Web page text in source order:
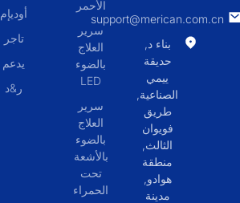
support@merican.com.cn
بناء د,
حديقة
ييمي
الصناعية,
طريق
فويوان
الثالث,
منطقة
هوادو,
مدينة
الأحمر
سرير
العلاج
بالضوء
LED
سرير
العلاج
بالضوء
بالأشعة
تحت
الحمراء
أوديإم
تاجر
يدعم
ر&د